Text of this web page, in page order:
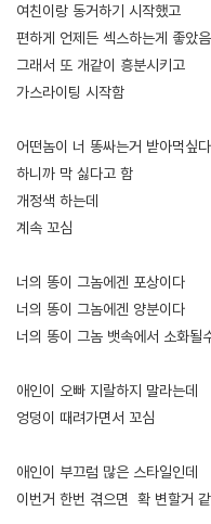
여친이랑 동거하기 시작했고
편하게 언제든 섹스하는게 좋았음
그래서 또 개같이 흥분시키고
가스라이팅 시작함
어떤놈이 너 똥싸는거 받아먹싶
하니까 막 싫다고 함
개정색 하는데
계속 꼬심
너의 똥이 그놈에겐 포상이다
너의 똥이 그놈에겐 양분이다
너의 똥이 그놈 뱃속에서 소화될
애인이 오빠 지랄하지 말라는데
엉덩이 때려가면서 꼬심
애인이 부끄럼 많은 스타일인데
이번거 한번 겪으면 확 변할거